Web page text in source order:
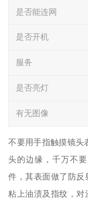
是否能连网
是否开机
服务
是否亮灯
有无图像
不要用手指触摸镜头
头的边缘，千万不
件，其表面做了防反
粘上油渍及指纹，